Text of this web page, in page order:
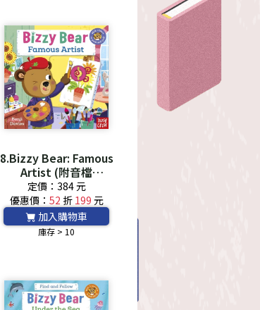
8.Bizzy Bear: Famous
Artist (附音檔
QRcode)
定價：384 元
優惠價： 52 折 199 元
加入購物車
庫存 > 10